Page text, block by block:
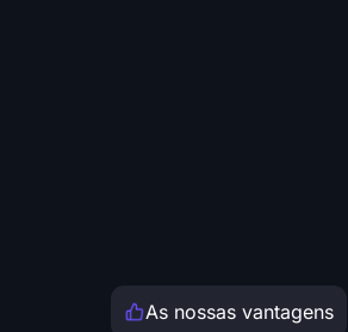
As nossas vantagens